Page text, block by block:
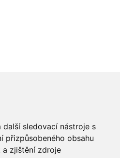
sledovací nástroje s
přizpůsobeného obsahu
a zjištění zdroje